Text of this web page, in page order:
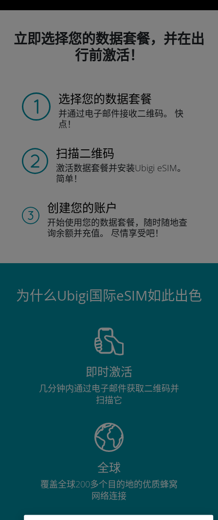
立即选择您的数据套餐，并在出
行前激活！
选择您的数据套餐
并通过电子邮件接收二维码。
快
点！
扫描二维码
激活数据套餐并安装Ubigi eSIM。
简单！
创建您的账户
开始使用您的数据套餐，随时随地查
询余额并充值。 尽情享受吧！
为什么Ubigi国际eSIM如此出色
即时激活
几分钟内通过电子邮件获取二维码并
扫描它
全球
覆盖全球200多个目的地的优质蜂窝
网络连接